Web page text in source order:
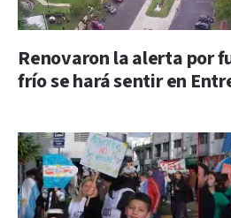
Renovaron la alerta por
frío se hará sentir en